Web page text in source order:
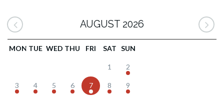
AUGUST 2026
MON TUE WED THU FRI SAT SUN
1 2
3 4 5 6 7 8 9